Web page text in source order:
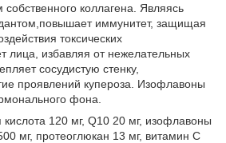
коллагена. Являясь
иммунитет, защищая
токсических
лица, избавляя от нежелательных
сосудистую стенку,
проявлений купероза. Изофлавоны
фона.
кислота 120 мг, Q10 20 мг, изофлавоны
мг, протеоглюкан 13 мг, витамин С